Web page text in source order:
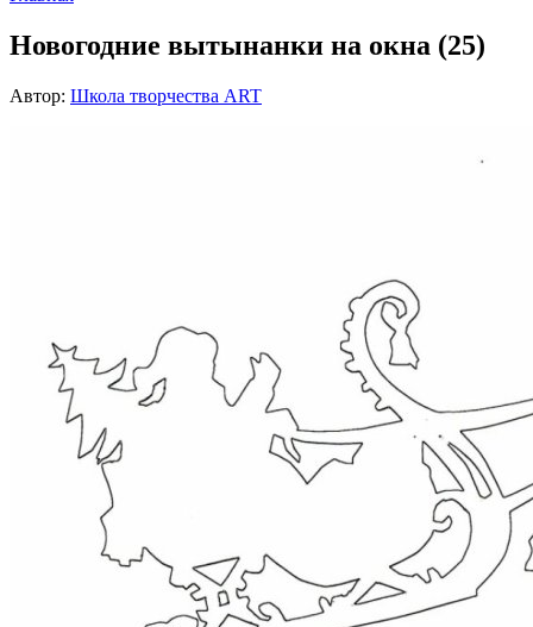
Новогодние вытынанки на окна (25)
Автор: Школа творчества ART